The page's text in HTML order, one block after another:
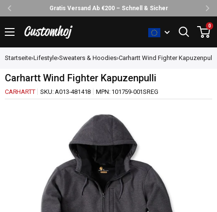
Ab €200 – Schnell & Sicher 30 Tage
zum
Inhalt
Customhoj
0
Startseite›Lifestyle›Sweaters & Hoodies›Carhartt Wind Fighter Kapuzenpulli
Carhartt Wind Fighter Kapuzenpulli
CARHARTT SKU:A013-481418 MPN: 101759-001SREG